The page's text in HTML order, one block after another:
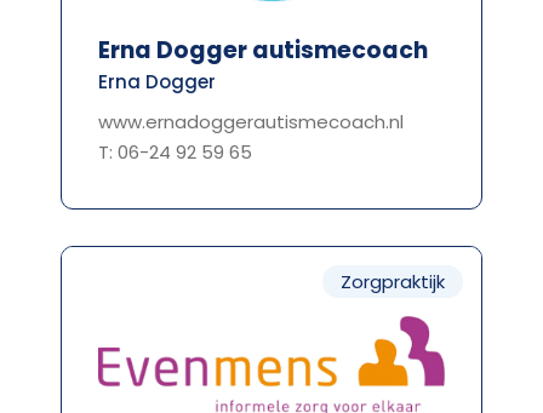
Erna Dogger autismecoach
Erna Dogger
www.ernadoggerautismecoach.nl
T: 06-24 92 59 65
Zorgpraktijk